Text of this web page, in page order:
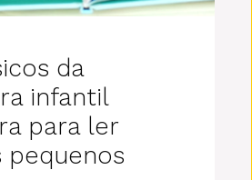
da
infantil
para ler
pequenos